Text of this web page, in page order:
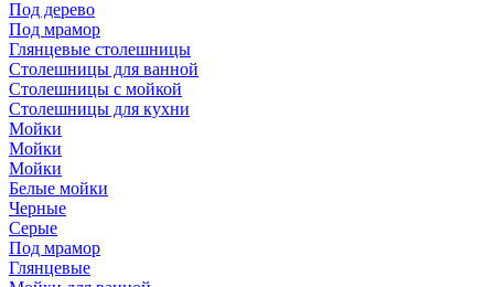
Под дерево
Под мрамор
Глянцевые столешницы
Столешницы для ванной
Столешницы с мойкой
Столешницы для кухни
Мойки
Мойки
Мойки
Белые мойки
Черные
Серые
Под мрамор
Глянцевые